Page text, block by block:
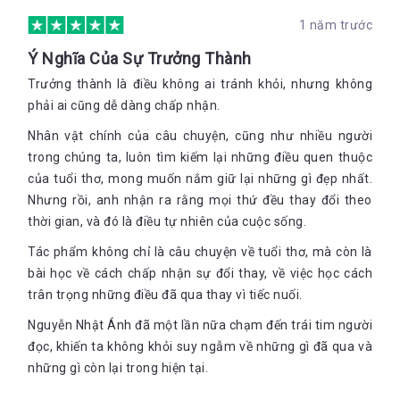
đang xúc động. Có lẽ bạn cũng thế thôi, khi nỗi buồn trong
lòng bạn được âm nhạc chắp cánh, nó sẽ thăng hoa. Thay vì
nhấn chìm bạn, nỗi buồn sẽ giúp bạn giàu có hơn về cảm xúc.
Nó trở thành một giá trị và bạn chợt nhận ra nó là một phần
thanh xuân của bạn. Có gì đâu! Đâu có gì đâu! Thời gian như
nước chảy qua cầu Bờ cỏ không còn in dấu cũ Vườn địa đàng
kia táo đã sâu."
1 năm trước
Ý Nghĩa Của Sự Trưởng Thành
Trưởng thành là điều không ai tránh khỏi, nhưng không
phải ai cũng dễ dàng chấp nhận.
Nhân vật chính của câu chuyện, cũng như nhiều người
trong chúng ta, luôn tìm kiếm lại những điều quen thuộc
của tuổi thơ, mong muốn nắm giữ lại những gì đẹp nhất.
Nhưng rồi, anh nhận ra rằng mọi thứ đều thay đổi theo
thời gian, và đó là điều tự nhiên của cuộc sống.
Tác phẩm không chỉ là câu chuyện về tuổi thơ, mà còn là
bài học về cách chấp nhận sự đổi thay, về việc học cách
trân trọng những điều đã qua thay vì tiếc nuối.
Nguyễn Nhật Ánh đã một lần nữa chạm đến trái tim người
đọc, khiến ta không khỏi suy ngẫm về những gì đã qua và
những gì còn lại trong hiện tại.